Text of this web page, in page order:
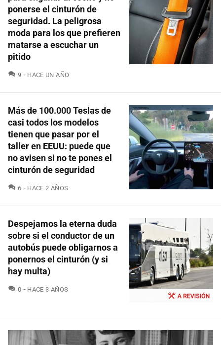
ponerse el cinturón de
seguridad. La peligrosa
moda para los que prefieren
matarse a escuchar un
pitido
9 COMENTARIOS
HACE UN AÑO
Más de 100.000 Teslas de
casi todos los modelos
tienen que pasar por el
taller en EEUU: puede que
no avisen si no te pones el
cinturón de seguridad
6 COMENTARIOS
HACE 2 AÑOS
Despejamos la eterna duda
sobre si el conductor de un
autobús puede obligarnos a
ponernos el cinturón (y si
hay multa)
0 COMENTARIOS
HACE 3 AÑOS